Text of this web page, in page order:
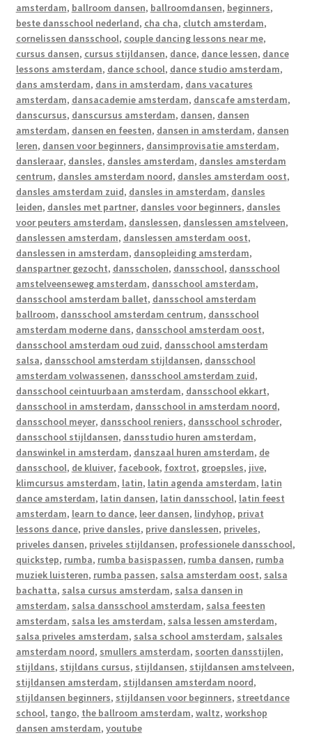
amsterdam, ballroom dansen, ballroomdansen, beginners,
beste dansschool nederland, cha cha, clutch amsterdam,
cornelissen dansschool, couple dancing lessons near me,
cursus dansen, cursus stijldansen, dance, dance lessen, dance
lessons amsterdam, dance school, dance studio amsterdam,
dans amsterdam, dans in amsterdam, dans vacatures
amsterdam, dansacademie amsterdam, danscafe amsterdam,
danscursus, danscursus amsterdam, dansen, dansen
amsterdam, dansen en feesten, dansen in amsterdam, dansen
leren, dansen voor beginners, dansimprovisatie amsterdam,
dansleraar, dansles, dansles amsterdam, dansles amsterdam
centrum, dansles amsterdam noord, dansles amsterdam oost,
dansles amsterdam zuid, dansles in amsterdam, dansles
leiden, dansles met partner, dansles voor beginners, dansles
voor peuters amsterdam, danslessen, danslessen amstelveen,
danslessen amsterdam, danslessen amsterdam oost,
danslessen in amsterdam, dansopleiding amsterdam,
danspartner gezocht, dansscholen, dansschool, dansschool
amstelveenseweg amsterdam, dansschool amsterdam,
dansschool amsterdam ballet, dansschool amsterdam
ballroom, dansschool amsterdam centrum, dansschool
amsterdam moderne dans, dansschool amsterdam oost,
dansschool amsterdam oud zuid, dansschool amsterdam
salsa, dansschool amsterdam stijldansen, dansschool
amsterdam volwassenen, dansschool amsterdam zuid,
dansschool ceintuurbaan amsterdam, dansschool ekkart,
dansschool in amsterdam, dansschool in amsterdam noord,
dansschool meyer, dansschool reniers, dansschool schroder,
dansschool stijldansen, dansstudio huren amsterdam,
danswinkel in amsterdam, danszaal huren amsterdam, de
dansschool, de kluiver, facebook, foxtrot, groepsles, jive,
klimcursus amsterdam, latin, latin agenda amsterdam, latin
dance amsterdam, latin dansen, latin dansschool, latin feest
amsterdam, learn to dance, leer dansen, lindyhop, privat
lessons dance, prive dansles, prive danslessen, priveles,
priveles dansen, priveles stijldansen, professionele dansschool,
quickstep, rumba, rumba basispassen, rumba dansen, rumba
muziek luisteren, rumba passen, salsa amsterdam oost, salsa
bachatta, salsa cursus amsterdam, salsa dansen in
amsterdam, salsa dansschool amsterdam, salsa feesten
amsterdam, salsa les amsterdam, salsa lessen amsterdam,
salsa priveles amsterdam, salsa school amsterdam, salsales
amsterdam noord, smullers amsterdam, soorten dansstijlen,
stijldans, stijldans cursus, stijldansen, stijldansen amstelveen,
stijldansen amsterdam, stijldansen amsterdam noord,
stijldansen beginners, stijldansen voor beginners, streetdance
school, tango, the ballroom amsterdam, waltz, workshop
dansen amsterdam, youtube